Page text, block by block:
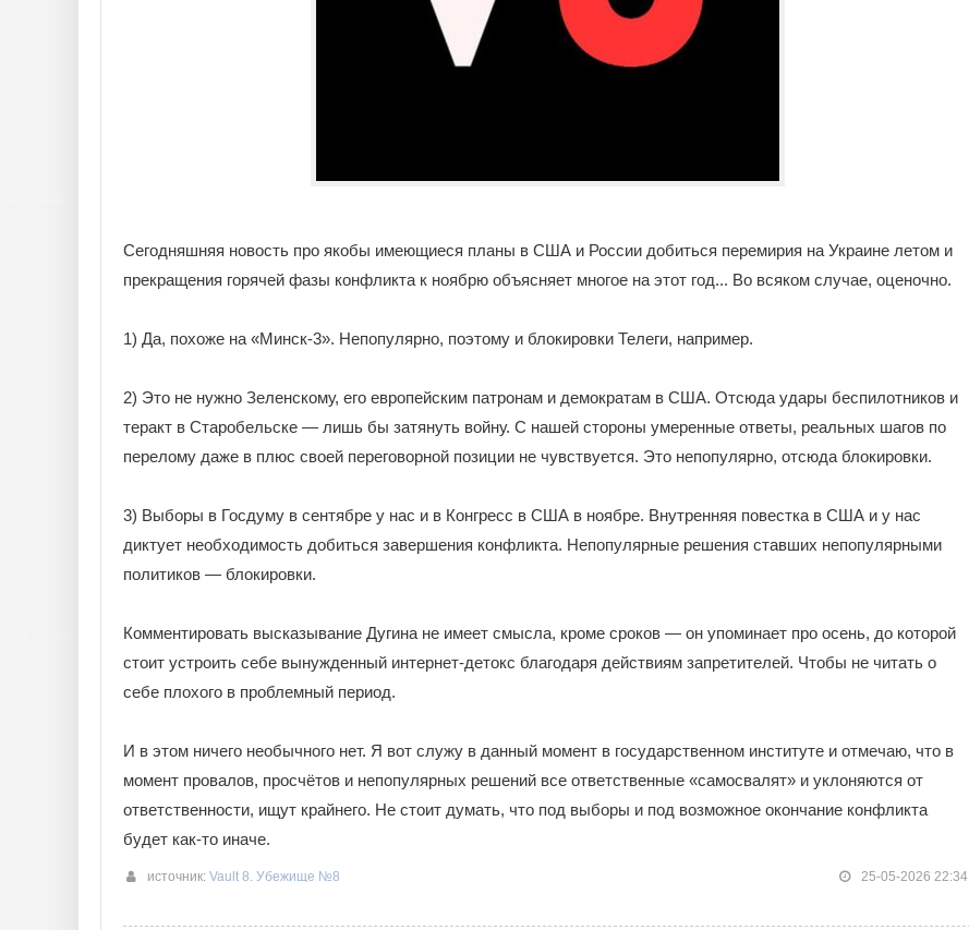
Сегодняшняя новость про якобы имеющиеся планы в США и России добиться перемирия на Украине летом и
прекращения горячей фазы конфликта к ноябрю объясняет многое на этот год... Во всяком случае, оценочно.
1) Да, похоже на «Минск-3». Непопулярно, поэтому и блокировки Телеги, например.
2) Это не нужно Зеленскому, его европейским патронам и демократам в США. Отсюда удары беспилотников и
теракт в Старобельске — лишь бы затянуть войну. С нашей стороны умеренные ответы, реальных шагов по
перелому даже в плюс своей переговорной позиции не чувствуется. Это непопулярно, отсюда блокировки.
3) Выборы в Госдуму в сентябре у нас и в Конгресс в США в ноябре. Внутренняя повестка в США и у нас
диктует необходимость добиться завершения конфликта. Непопулярные решения ставших непопулярными
политиков — блокировки.
Комментировать высказывание Дугина не имеет смысла, кроме сроков — он упоминает про осень, до которой
стоит устроить себе вынужденный интернет-детокс благодаря действиям запретителей. Чтобы не читать о
себе плохого в проблемный период.
И в этом ничего необычного нет. Я вот служу в данный момент в государственном институте и отмечаю, что в
момент провалов, просчётов и непопулярных решений все ответственные «самосвалят» и уклоняются от
ответственности, ищут крайнего. Не стоит думать, что под выборы и под возможное окончание конфликта
будет как-то иначе.
источник: Vault 8. Убежище №8 25-05-2026 22:34